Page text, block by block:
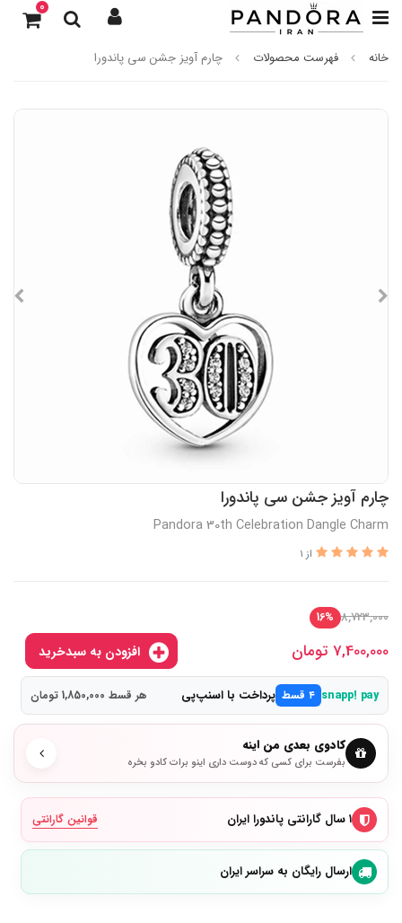
0
خانه فهرست محصولات چارم آویز جشن سی پاندورا
چارم آویز جشن سی پاندورا
Pandora 30th Celebration Dangle Charm
از 1
8,723,000
16%
7,400,000 تومان
snapp! pay ۴ قسط پرداخت با اسنپ‌پی هر قسط 1,850,000 تومان
کادوی بعدی من اینه
بفرست برای کسی که دوست داری اینو برات کادو بخره
۱ سال گارانتی پاندورا ایران قوانین گارانتی
ارسال رایگان به سراسر ایران